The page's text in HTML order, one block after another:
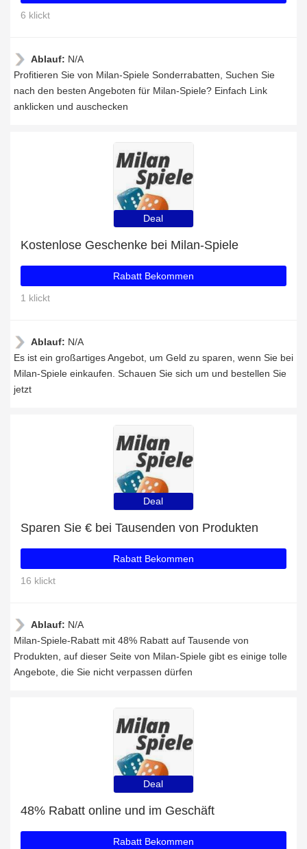
6 klickt
Ablauf: N/A
Profitieren Sie von Milan-Spiele Sonderrabatten, Suchen Sie
nach den besten Angeboten für Milan-Spiele? Einfach Link
anklicken und auschecken
Deal
Kostenlose Geschenke bei Milan-Spiele
Rabatt Bekommen
1 klickt
Ablauf: N/A
Es ist ein großartiges Angebot, um Geld zu sparen, wenn Sie bei
Milan-Spiele einkaufen. Schauen Sie sich um und bestellen Sie
jetzt
Deal
Sparen Sie € bei Tausenden von Produkten
Rabatt Bekommen
16 klickt
Ablauf: N/A
Milan-Spiele-Rabatt mit 48% Rabatt auf Tausende von
Produkten, auf dieser Seite von Milan-Spiele gibt es einige tolle
Angebote, die Sie nicht verpassen dürfen
Deal
48% Rabatt online und im Geschäft
Rabatt Bekommen